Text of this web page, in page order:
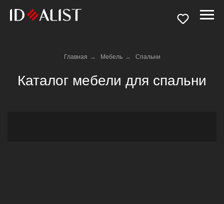
Главная → Мебель → Спальни
Каталог мебели для спальни